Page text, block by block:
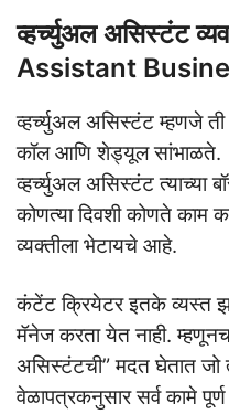
व्हर्च्युअल असिस्टंट
Assistant
व्हर्च्युअल असिस्टंट म्हणजे ती
कॉल आणि शेड्यूल सांभाळते.
व्हर्च्युअल असिस्टंट त्याच्या
कोणत्या दिवशी कोणते काम
व्यक्तीला भेटायचे आहे.
कंटेंट क्रियेटर इतके व्यस्त
मॅनेज करता येत नाही.
असिस्टंटची” मदत घेतात जो
वेळापत्रकनुसार सर्व कामे